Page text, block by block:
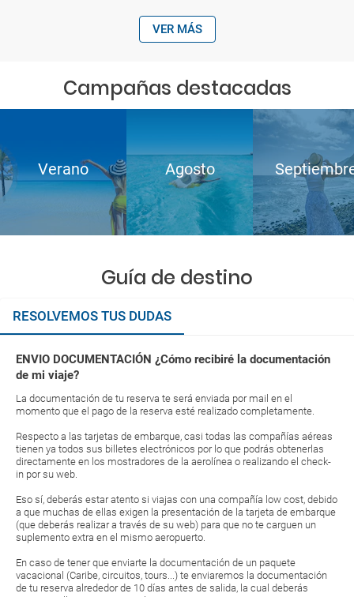
VER MÁS
Campañas destacadas
Verano Agosto
Guía de destino
RESOLVEMOS TUS DUDAS
ENVIO DOCUMENTACIÓN ¿Cómo recibiré la documentación
de mi viaje?
La documentación de tu reserva te será enviada por mail en el
momento que el pago de la reserva esté realizado completamente.
Respecto a las tarjetas de embarque, casi todas las compañías aéreas
tienen ya todos sus billetes electrónicos por lo que podrás obtenerlas
directamente en los mostradores de la aerolínea o realizando el check-
in por su web.
Eso sí, deberás estar atento si viajas con una compañía low cost, debido
a que muchas de ellas exigen la presentación de la tarjeta de embarque
(que deberás realizar a través de su web) para que no te carguen un
suplemento extra en el mismo aeropuerto.
En caso de tener que enviarte la documentación de un paquete
vacacional (Caribe, circuitos, tours...) te enviaremos la documentación
de tu reserva alrededor de 10 días antes de salida, la cual deberás